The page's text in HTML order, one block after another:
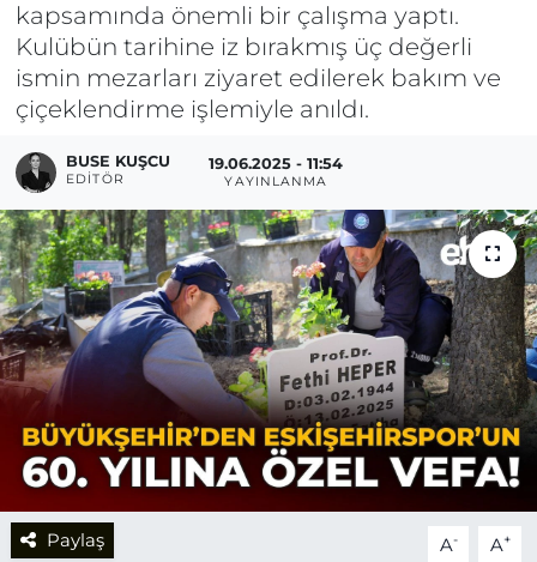
kapsamında önemli bir çalışma yaptı.
Kulübün tarihine iz bırakmış üç değerli
ismin mezarları ziyaret edilerek bakım ve
çiçeklendirme işlemiyle anıldı.
BUSE KUŞCU
EDITÖR
19.06.2025 - 11:54
YAYINLANMA
Paylaş A- A+